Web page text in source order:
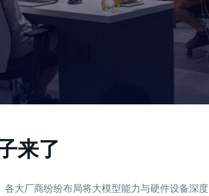
来了
大厂商纷纷布局将大模型能力与硬件设备深度